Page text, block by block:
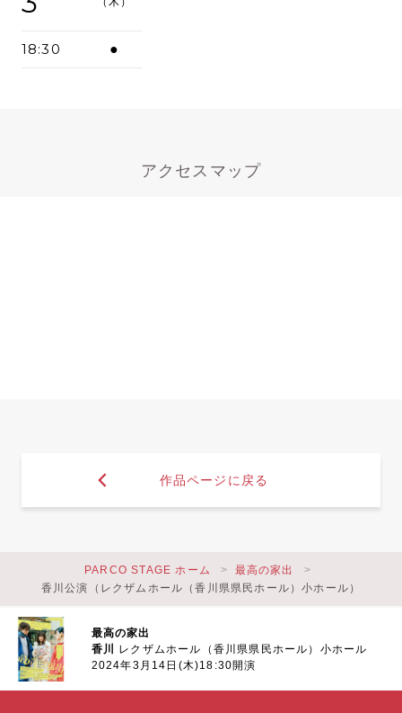
18:30 ●
アクセスマップ
作品ページに戻る
最高の家出
香川 レクザムホール（香川県県民ホール）小ホール
2024年3月14日(木)18:30開演
PARCO STAGE ホーム
最高の家出
香川公演（レクザムホール（香川県県民ホール）小ホール）